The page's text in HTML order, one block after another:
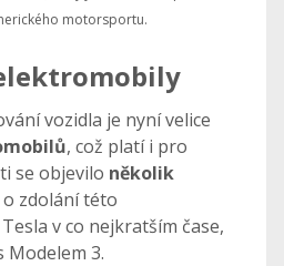
motorsportu.
vozidla je nyní velice
, což platí i pro
se objevilo několik
o zdolání této
v co nejkratším čase,
Modelem 3.